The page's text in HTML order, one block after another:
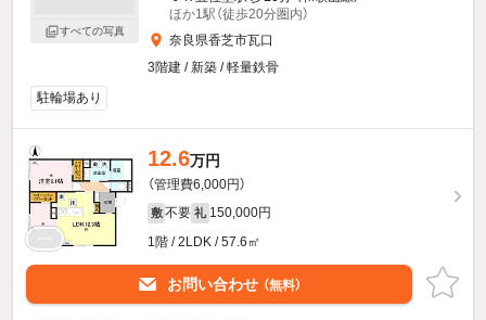
すべての写真
ほか1駅（徒歩20分圏内）
奈良県香芝市瓦口
3階建 / 新築 / 軽量鉄骨
駐輪場あり
12.6万円
（管理費6,000円）
敷 不要 礼 150,000円
1階 / 2LDK / 57.6㎡
お問い合わせ （無料）